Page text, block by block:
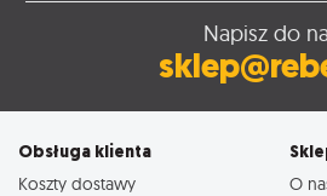
Napisz do
Obsługa klienta
Koszty dostawy
O